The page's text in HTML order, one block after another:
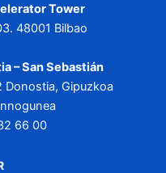
Tower
48001 Bilbao
– San Sebastián
Donostia, Gipuzkoa
66 00